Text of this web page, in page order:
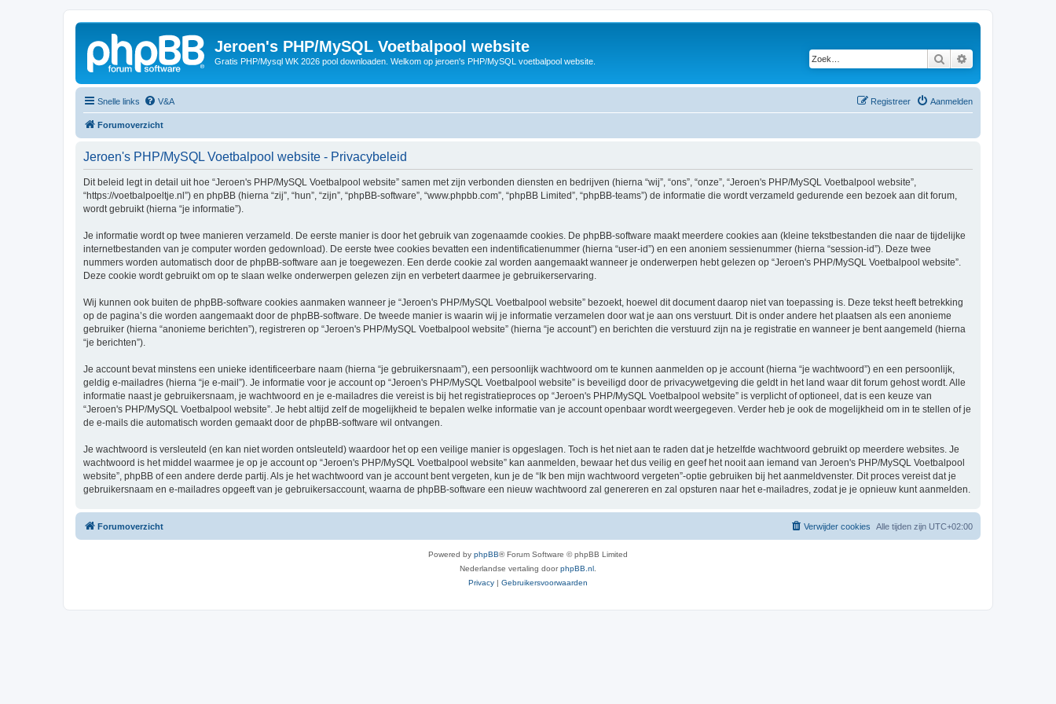
Jeroen's PHP/MySQL Voetbalpool website
Gratis PHP/Mysql WK 2026 pool downloaden. Welkom op jeroen's PHP/MySQL voetbalpool website. Zoek
Snelle links V&A Aanmelden
Registreer
Forumoverzicht
Jeroen's PHP/MySQL Voetbalpool website - Privacybeleid
Dit beleid legt in detail uit hoe “Jeroen's PHP/MySQL Voetbalpool website” samen met zijn verbonden diensten en bedrijven (hierna “wij”, “ons”, “onze”, “Jeroen's PHP/MySQL Voetbalpool website”,
“https://voetbalpoeltje.nl”) en phpBB (hierna “zij”, “hun”, “zijn”, “phpBB-software”, “www.phpbb.com”, “phpBB Limited”, “phpBB-teams”) de informatie die wordt verzameld gedurende een bezoek aan dit forum,
wordt gebruikt (hierna “je informatie”).
Je informatie wordt op twee manieren verzameld. De eerste manier is door het gebruik van zogenaamde cookies. De phpBB-software maakt meerdere cookies aan (kleine tekstbestanden die naar de tijdelijke
internetbestanden van je computer worden gedownload). De eerste twee cookies bevatten een indentificatienummer (hierna “user-id”) en een anoniem sessienummer (hierna “session-id”). Deze twee
nummers worden automatisch door de phpBB-software aan je toegewezen. Een derde cookie zal worden aangemaakt wanneer je onderwerpen hebt gelezen op “Jeroen's PHP/MySQL Voetbalpool website”.
Deze cookie wordt gebruikt om op te slaan welke onderwerpen gelezen zijn en verbetert daarmee je gebruikerservaring.
Wij kunnen ook buiten de phpBB-software cookies aanmaken wanneer je “Jeroen's PHP/MySQL Voetbalpool website” bezoekt, hoewel dit document daarop niet van toepassing is. Deze tekst heeft betrekking
op de pagina’s die worden aangemaakt door de phpBB-software. De tweede manier is waarin wij je informatie verzamelen door wat je aan ons verstuurt. Dit is onder andere het plaatsen als een anonieme
gebruiker (hierna “anonieme berichten”), registreren op “Jeroen's PHP/MySQL Voetbalpool website” (hierna “je account”) en berichten die verstuurd zijn na je registratie en wanneer je bent aangemeld (hierna
“je berichten”).
Je account bevat minstens een unieke identificeerbare naam (hierna “je gebruikersnaam”), een persoonlijk wachtwoord om te kunnen aanmelden op je account (hierna “je wachtwoord”) en een persoonlijk,
geldig e-mailadres (hierna “je e-mail”). Je informatie voor je account op “Jeroen's PHP/MySQL Voetbalpool website” is beveiligd door de privacywetgeving die geldt in het land waar dit forum gehost wordt. Alle
informatie naast je gebruikersnaam, je wachtwoord en je e-mailadres die vereist is bij het registratieproces op “Jeroen's PHP/MySQL Voetbalpool website” is verplicht of optioneel, dat is een keuze van
“Jeroen's PHP/MySQL Voetbalpool website”. Je hebt altijd zelf de mogelijkheid te bepalen welke informatie van je account openbaar wordt weergegeven. Verder heb je ook de mogelijkheid om in te stellen of je
de e-mails die automatisch worden gemaakt door de phpBB-software wil ontvangen.
Je wachtwoord is versleuteld (en kan niet worden ontsleuteld) waardoor het op een veilige manier is opgeslagen. Toch is het niet aan te raden dat je hetzelfde wachtwoord gebruikt op meerdere websites. Je
wachtwoord is het middel waarmee je op je account op “Jeroen's PHP/MySQL Voetbalpool website” kan aanmelden, bewaar het dus veilig en geef het nooit aan iemand van Jeroen's PHP/MySQL Voetbalpool
website”, phpBB of een andere derde partij. Als je het wachtwoord van je account bent vergeten, kun je de “Ik ben mijn wachtwoord vergeten”-optie gebruiken bij het aanmeldvenster. Dit proces vereist dat je
gebruikersnaam en e-mailadres opgeeft van je gebruikersaccount, waarna de phpBB-software een nieuw wachtwoord zal genereren en zal opsturen naar het e-mailadres, zodat je je opnieuw kunt aanmelden.
Forumoverzicht Alle tijden zijn UTC+02:00
Verwijder cookies
Powered by phpBB® Forum Software © phpBB Limited
Nederlandse vertaling doorphpBB.nl
Privacy | Gebruikersvoorwaarden